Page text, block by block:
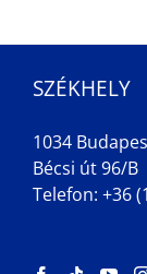
SZÉKHELY
1034
Bécsi út 96/B
Telefon: +36